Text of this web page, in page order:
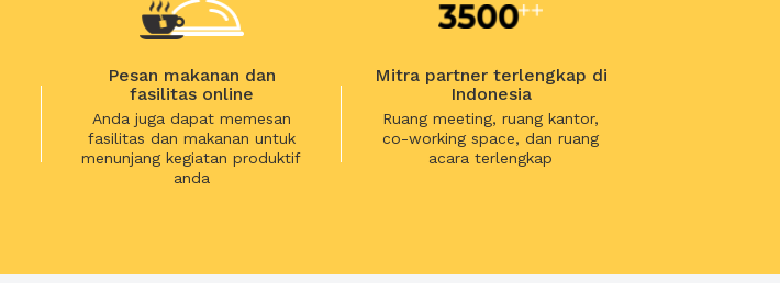
Pesan makanan dan
fasilitas online
Anda juga dapat memesan
fasilitas dan makanan untuk
menunjang kegiatan produktif
anda
Mitra partner terlengkap di
Indonesia
Ruang meeting, ruang kantor,
co-working space, dan ruang
acara terlengkap